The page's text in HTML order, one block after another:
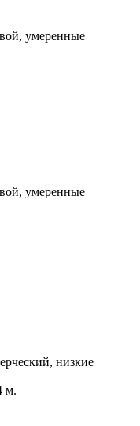
умеренные
умеренные
низкие
м.